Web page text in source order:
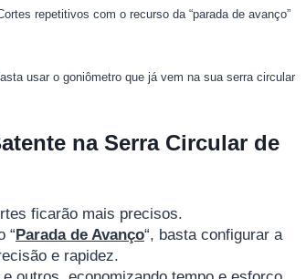
repetitivos com o recurso da “parada de avanço”
usar o goniômetro que já vem na sua serra circular
na Serra Circular de
ficarão mais precisos.
“Parada de Avanço“, basta configurar a
e rapidez.